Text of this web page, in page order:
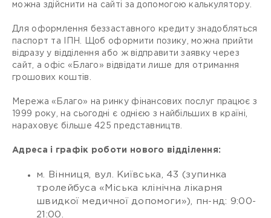
можна здійснити на сайті за допомогою калькулятору.
Для оформлення беззаставного кредиту знадобляться
паспорт та ІПН. Щоб оформити позику, можна прийти
відразу у відділення або ж відправити заявку через
сайт, а офіс «Благо» відвідати лише для отримання
грошових коштів.
Мережа «Благо» на ринку фінансових послуг працює з
1999 року, на сьогодні є однією з найбільших в країні,
нараховує більше 425 представництв.
Адреса і графік роботи нового відділення:
м. Вінниця, вул. Київська, 43 (зупинка
тролейбуса «Міська клінічна лікарня
швидкої медичної допомоги»), пн-нд: 9:00-
21:00.